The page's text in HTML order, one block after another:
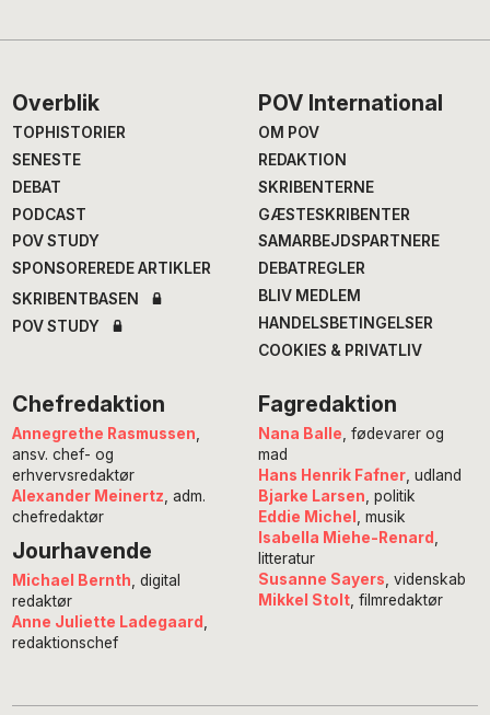
Footer
Overblik
TOPHISTORIER
SENESTE
DEBAT
PODCAST
POV STUDY
SPONSOREREDE ARTIKLER
SKRIBENTBASEN
POV STUDY
POV International
OM POV
REDAKTION
SKRIBENTERNE
GÆSTESKRIBENTER
SAMARBEJDSPARTNERE
DEBATREGLER
BLIV MEDLEM
HANDELSBETINGELSER
COOKIES & PRIVATLIV
Chefredaktion
Annegrethe Rasmussen
ansv. chef- og
erhvervsredaktør
Alexander Meinertz , adm.
chefredaktør
Jourhavende
Michael Bernth , digital
redaktør
Anne Juliette Ladegaard
redaktionschef
Fagredaktion
Nana Balle , fødevarer og
mad
Hans Henrik Fafner, udland
Bjarke Larsen , politik
Eddie Michel
, musik
Isabella Miehe-Renard
litteratur
Susanne Sayers , videnskab
Mikkel Stolt, filmredaktør